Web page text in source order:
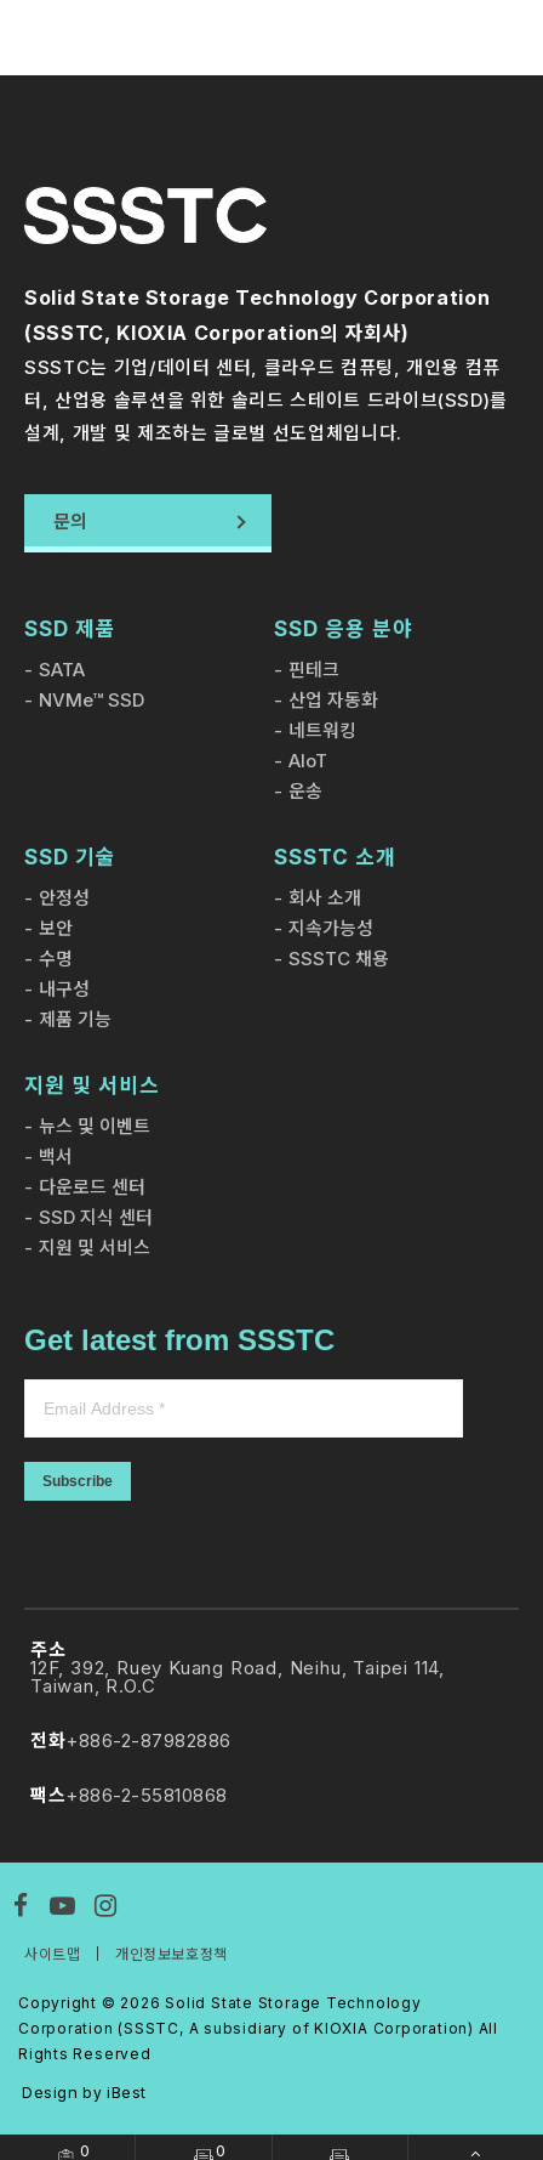
제품 정보 11 JAN 2024
SSSTC, ESG CVC 시리즈 SSD 공개: -40°C
~ 85°C의 광범위한 온도에서 우수한 성능을 보장
한 발전 및 디지털 전환의 가속화로 솔리드 스테이트 드라이브
(SSD) 시장은 경쟁이 치열해졌습니다. 경쟁사들은 전송 속도,
데이터 처리 성능, 보안 및 스토리지 용량뿐만 아니라 에너지
지 시장에서 두각을 드러내고 있는 SSSTC는 첫 번째 ESG
CVC 시리즈 SATA SSD를 전략적으로 출시했습니다. '고효
율 에너지 절약과 안정적인 광범위한 온도 지원' 성능을 구현
하는 이 시리즈는 -40°C의 극한의 추위와 85°C의 강한 열에
서도 정상적으로 작동하여 산업용부터 태블릿 컴퓨터에 이르
기까지 광범위한 응용이 가능합니다.
제품 정보
SSSTC, 세계 최초의 산업용 SSD 출시
인공지능(AI)의 지속적인 진화와 클라우드 컴퓨팅의 급속한
발전으로 디지털 전환이 필수가 됨에 따라 데이터 컴퓨팅 및
스토리지에 대한 기업의 수요가 증가하고 있습니다. 이러한 증
세계 최초로 KIOXIA의 6세대 BiCS FLASH™ 3D 플래시 메
모리를 탑재한 CL6 시리즈의 산업용 SSD를 출시했습니다.
SSSTC SSD, 독일에서 열리는 Embedded
World 2024와 선전에서 열리는 CITE 2024에
2024에서 다양한 솔리드 스테이트 드라이브(SSD) 제품을 선
터테인먼트 등 다양한 애플리케이션에 적합한 스토리지 솔루
션을 전시할 예정입니다. SSSTC는 에지 컴퓨팅의 스토리지
SSD와 극한의 조건을 견딜 수 있도록 설계된 산업용 광범위한
전시 & 이벤트 01 JUN 2026
컴퓨텍스 2026: SSSTC, AI 데이터 센터 열 관
리 해결을 위한 액침 냉각 SSD 포트폴리오 확대
This year's showcase will highlight Immersion
centers, covering a full lineup of industrial and
Solid State Storage Technology Corporation
(SSSTC, KIOXIA Corporation의 자회사)
SSSTC는 기업/데이터 센터, 클라우드 컴퓨팅, 개인용 컴퓨
터, 산업용 솔루션을 위한 솔리드 스테이트 드라이브(SSD)를
설계, 개발 및 제조하는 글로벌 선도업체입니다.
문의
SSD 제품
SATA
NVMe™ SSD
SSD 응용 분야
핀테크
산업 자동화
네트워킹
AIoT
운송
SSD 기술
안정성
보안
수명
내구성
제품 기능
SSSTC 소개
회사 소개
지속가능성
SSSTC 채용
지원 및 서비스
뉴스 및 이벤트
백서
다운로드 센터
SSD 지식 센터
지원 및 서비스
Get latest from SSSTC
Subscribe
주소
12F, 392, Ruey Kuang Road, Neihu, Taipei 114,
Taiwan, R.O.C
전화+886-2-87982886
팩스+886-2-55810868
Copyright © 2026 Solid State Storage Technology
Corporation (SSSTC, A subsidiary of KIOXIA Corporation) All
Rights Reserved
Design by iBest
사이트맵 개인정보보호정책
0 0